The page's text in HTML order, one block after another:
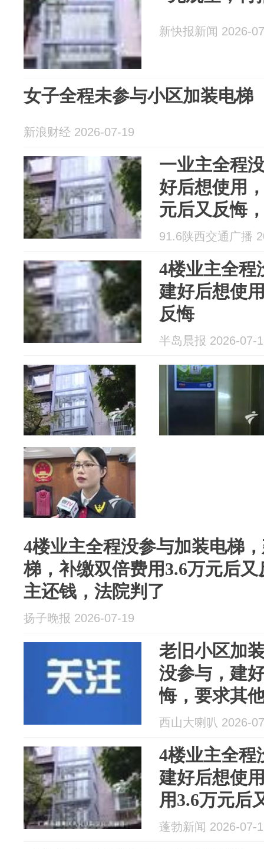
新快报新闻 2026-
女子全程未参与小区加装电梯
新浪财经 2026-07-19
一业主全程
好后想使用
元后又反悔
钱，法院判
91.6陕西交通广播
4楼业主全程
建好后想使
反悔
半岛晨报 2026-07-
4楼业主全程没参与加装电梯
梯，补缴双倍费用3.6万元后
主还钱，法院判了
扬子晚报 2026-07-19
老旧小区加
没参与，建
悔，要求其
了
西山大喇叭 2026-
4楼业主全程
建好后想使
用3.6万元后
主还钱，法
蓬勃新闻 2026-07-